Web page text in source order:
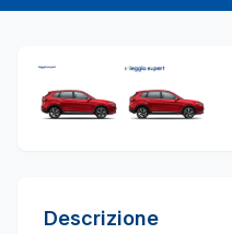
Descrizione